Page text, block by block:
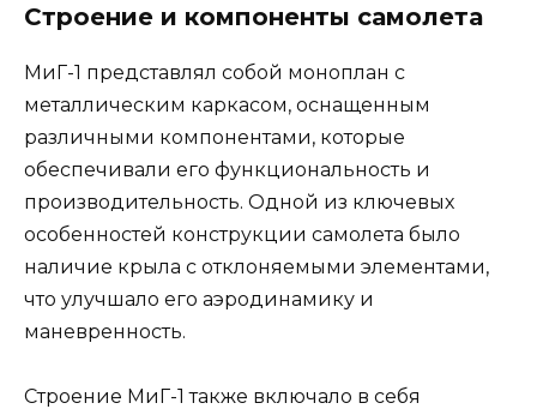
Строение и компоненты самолета
МиГ-1 представлял собой моноплан с
металлическим каркасом, оснащенным
различными компонентами, которые
обеспечивали его функциональность и
производительность. Одной из ключевых
особенностей конструкции самолета было
наличие крыла с отклоняемыми элементами,
что улучшало его аэродинамику и
маневренность.
Строение МиГ-1 также включало в себя